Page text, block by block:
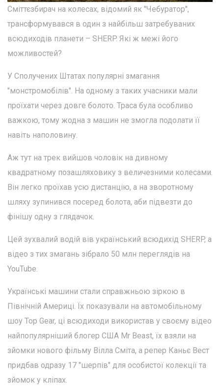
Сміттєзбирач на колесах, відомий як "Чебуратор",
трансформувався в один з найбільш затребуваних
всюдиходів планети – SHERP. Які ж межі його
можливостей?
У Сполучених Штатах популярні змагання
"монстромобілів". На одному з таких учасники мали
проїхати через довге болото. Траса була особливо
важкою, тому жодна з машин не змогла подолати її
навіть наполовину.
Аж тут на трек вийшов чоловік на дивному
квадратному позашляховику з величезними колесами.
Він легко проїхав усю дистанцію, а на зворотному
шляху зупинився посеред болота, аби підвезти до
фінішу одну з глядачок.
Цей зухвалий водій вів український всюдихід SHERP, а
відео з тих змагань зібрало 50 млн переглядів на
YouTube.
Українські машини стали справжньою зіркою в
Північній Америці. Їх показували на автомобільному
шоу Top Gear, ці всюдиходи використав у своєму відео
найпопулярніший блогер США Mr Beast, їх взяли на
зйомки нового фільму Вілла Сміта, а репер Каньє Вест
придбав одразу 17 "шерпів" для особистої колекції та
зйомок у кліпах.